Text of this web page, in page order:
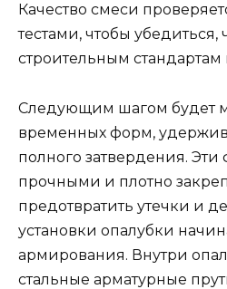
Качество смеси
тестами, чтобы убедиться,
строительным
Следующим шагом будет
временных форм,
полного затвердения.
прочными и плотно
предотвратить утечки и
установки опалубки
армирования. Внутри
стальные арматурные